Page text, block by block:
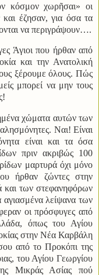
κόσμον χωρῆσαι» οι
έζησαν, για όσα τα
να περιγράψουν….
Άγιοι που ήρθαν από
και την Ανατολική
ξέρουμε όλους. Πώς
μπορεί να μην τους
χώματα αυτών των
Ναι! Είναι
είναι και τα όσα
πριν ακριβώς 100
μαρτυρά όχι μόνο
ήρθαν ζώντες στην
και των στεφανηφόρων
λείψανα των
οι πρόσφυγες από
όπως του Αγίου
στην Νέα Καρβάλη
από το Προκόπι της
του Αγίου Γεωργίου
Μικράς Ασίας πού